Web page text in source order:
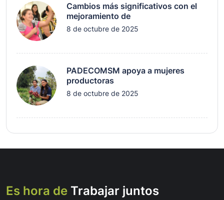
Cambios más significativos con el
mejoramiento de
8 de octubre de 2025
PADECOMSM apoya a mujeres
productoras
8 de octubre de 2025
Es hora de Trabajar juntos